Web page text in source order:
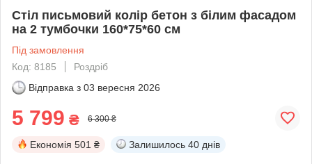
Стіл письмовий колір бетон з білим фасадом
на 2 тумбочки 160*75*60 см
Під замовлення
Код: 8185
Роздріб
Відправка з 03 вересня 2026
5 799 ₴ 6 300 ₴
Економія 501 ₴ Залишилось 40 днів